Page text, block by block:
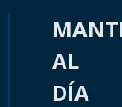
AL
DÍA